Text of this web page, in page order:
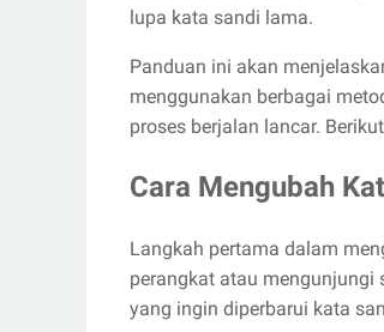
lupa kata sandi lama.
Panduan ini akan
menggunakan berbagai
proses berjalan lancar.
Cara Mengubah
Langkah pertama dalam
perangkat atau mengunjungi
yang ingin diperbarui kata